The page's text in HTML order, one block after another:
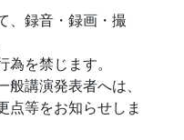
、録音・録画・撮
を禁じます。
講演発表者へは、
点等をお知らせしま